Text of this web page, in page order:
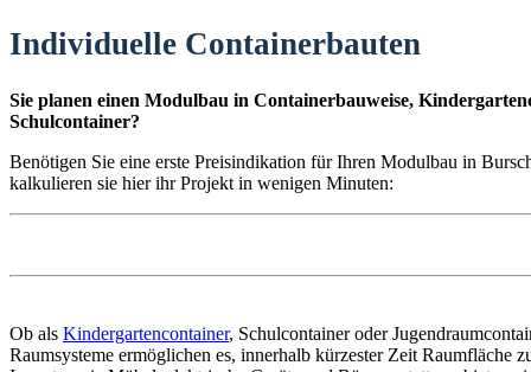
Individuelle Containerbauten
Sie planen einen Modulbau in Containerbauweise,
Schulcontainer?
Benötigen Sie eine erste Preisindikation für Ihren Modulbau in
kalkulieren sie hier ihr Projekt in wenigen Minuten:
Ob als Kindergartencontainer, Schulcontainer oder
Raumsysteme ermöglichen es, innerhalb kürzester Zeit Raumfläche